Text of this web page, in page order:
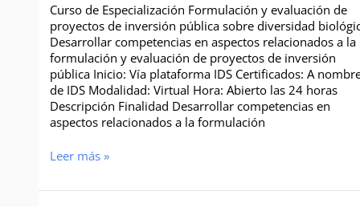
Curso de Especialización Formulación y evaluación de
proyectos de inversión pública sobre diversidad
Desarrollar competencias en aspectos relacionados a la
formulación y evaluación de proyectos de inversión
pública Inicio: Vía plataforma IDS Certificados: A
de IDS Modalidad: Virtual Hora: Abierto las 24 horas
Descripción Finalidad Desarrollar competencias en
aspectos relacionados a la formulación
Leer más »